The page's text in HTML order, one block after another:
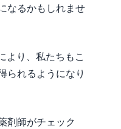
なるかもしれませ
より、私たちもこ
られるようになり
剤師がチェック